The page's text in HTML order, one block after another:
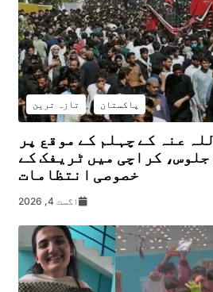
پاکستان تازہ ترین
عنہ کے چہلم کے موقع پر
کراچی میں ٹریفک کے
خصوصی انتظامات
اگست 4, 2026